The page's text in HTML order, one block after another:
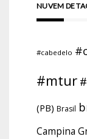
NUVEM DE
#cabedelo
#mtur
(PB) Brasil
Campina